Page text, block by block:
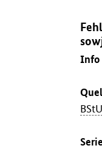
Info
BStU
Serie